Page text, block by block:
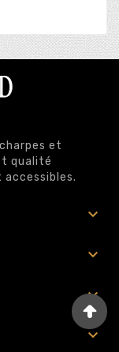
et
qualité



